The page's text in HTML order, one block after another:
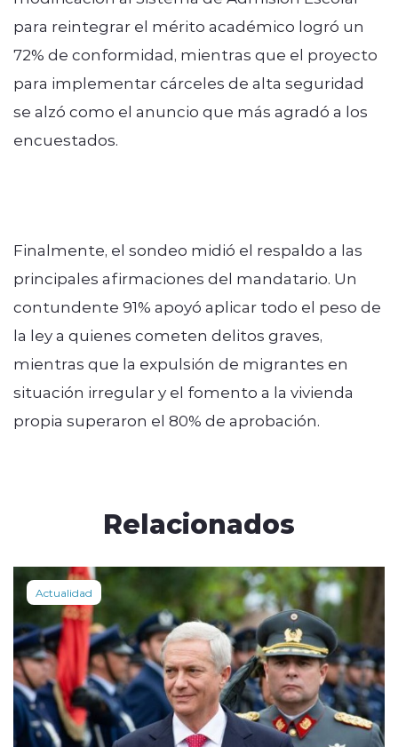
para reintegrar el mérito académico logró un
72% de conformidad, mientras que el proyecto
para implementar cárceles de alta seguridad
se alzó como el anuncio que más agradó a los
encuestados.
Finalmente, el sondeo midió el respaldo a las
principales afirmaciones del mandatario. Un
contundente 91% apoyó aplicar todo el peso de
la ley a quienes cometen delitos graves,
mientras que la expulsión de migrantes en
situación irregular y el fomento a la vivienda
propia superaron el 80% de aprobación.
Relacionados
Actualidad